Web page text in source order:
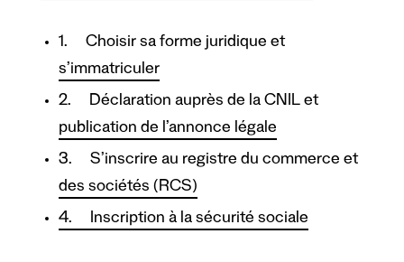
1. Choisir sa forme juridique et
s’immatriculer
2. Déclaration auprès de la CNIL et
publication de l’annonce légale
3. S’inscrire au registre du commerce et
des sociétés (RCS)
4. Inscription à la sécurité sociale